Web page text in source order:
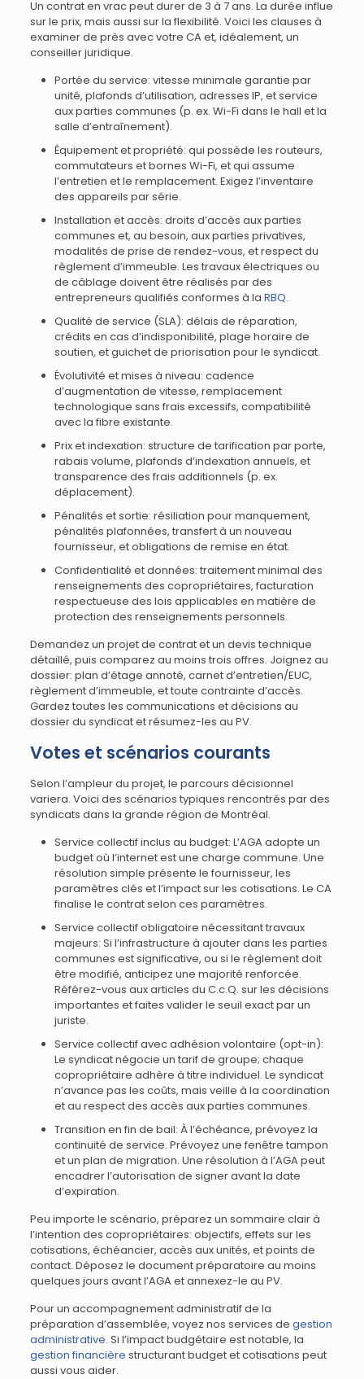
Un contrat en vrac peut durer de 3 à 7 ans. La durée influe
sur le prix, mais aussi sur la flexibilité. Voici les clauses à
examiner de près avec votre CA et, idéalement, un
conseiller juridique.
Portée du service: vitesse minimale garantie par
unité, plafonds d’utilisation, adresses IP, et service
aux parties communes (p. ex. Wi-Fi dans le hall et la
salle d’entraînement).
Équipement et propriété: qui possède les routeurs,
commutateurs et bornes Wi-Fi, et qui assume
l’entretien et le remplacement. Exigez l’inventaire
des appareils par série.
Installation et accès: droits d’accès aux parties
communes et, au besoin, aux parties privatives,
modalités de prise de rendez-vous, et respect du
règlement d’immeuble. Les travaux électriques ou
de câblage doivent être réalisés par des
entrepreneurs qualifiés conformes à la RBQ.
Qualité de service (SLA): délais de réparation,
crédits en cas d’indisponibilité, plage horaire de
soutien, et guichet de priorisation pour le syndicat.
Évolutivité et mises à niveau: cadence
d’augmentation de vitesse, remplacement
technologique sans frais excessifs, compatibilité
avec la fibre existante.
Prix et indexation: structure de tarification par porte,
rabais volume, plafonds d’indexation annuels, et
transparence des frais additionnels (p. ex.
déplacement).
Pénalités et sortie: résiliation pour manquement,
pénalités plafonnées, transfert à un nouveau
fournisseur, et obligations de remise en état.
Confidentialité et données: traitement minimal des
renseignements des copropriétaires, facturation
respectueuse des lois applicables en matière de
protection des renseignements personnels.
Demandez un projet de contrat et un devis technique
détaillé, puis comparez au moins trois offres. Joignez au
dossier: plan d’étage annoté, carnet d’entretien/EUC,
règlement d’immeuble, et toute contrainte d’accès.
Gardez toutes les communications et décisions au
dossier du syndicat et résumez-les au PV.
Votes et scénarios courants
Selon l’ampleur du projet, le parcours décisionnel
variera. Voici des scénarios typiques rencontrés par des
syndicats dans la grande région de Montréal.
Service collectif inclus au budget: L’AGA adopte un
budget où l’internet est une charge commune. Une
résolution simple présente le fournisseur, les
paramètres clés et l’impact sur les cotisations. Le CA
finalise le contrat selon ces paramètres.
Service collectif obligatoire nécessitant travaux
majeurs: Si l’infrastructure à ajouter dans les parties
communes est significative, ou si le règlement doit
être modifié, anticipez une majorité renforcée.
Référez-vous aux articles du C.c.Q. sur les décisions
importantes et faites valider le seuil exact par un
juriste.
Service collectif avec adhésion volontaire (opt-in):
Le syndicat négocie un tarif de groupe; chaque
copropriétaire adhère à titre individuel. Le syndicat
n’avance pas les coûts, mais veille à la coordination
et au respect des accès aux parties communes.
Transition en fin de bail: À l’échéance, prévoyez la
continuité de service. Prévoyez une fenêtre tampon
et un plan de migration. Une résolution à l’AGA peut
encadrer l’autorisation de signer avant la date
d’expiration.
Peu importe le scénario, préparez un sommaire clair à
l’intention des copropriétaires: objectifs, effets sur les
cotisations, échéancier, accès aux unités, et points de
contact. Déposez le document préparatoire au moins
quelques jours avant l’AGA et annexez-le au PV.
Pour un accompagnement administratif de la
préparation d’assemblée, voyez nos services de gestion
administrative. Si l’impact budgétaire est notable, la
gestion financière structurant budget et cotisations peut
aussi vous aider.